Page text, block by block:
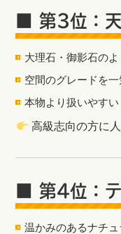
■ 第3位：
大理石・御影石の
空間のグレードを
本物より扱いやすい
高級志向の方に人
■ 第4位：
温かみのあるナチ